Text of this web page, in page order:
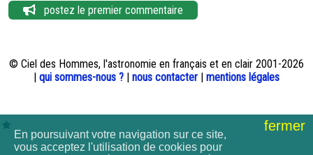
postez le premier commentaire
© Ciel des Hommes, l'astronomie en français et en clair 2001-2026
| qui sommes-nous ? | nous contacter | mentions légales
fermer
En poursuivant votre navigation sur ce site,
vous acceptez l'utilisation de cookies pour